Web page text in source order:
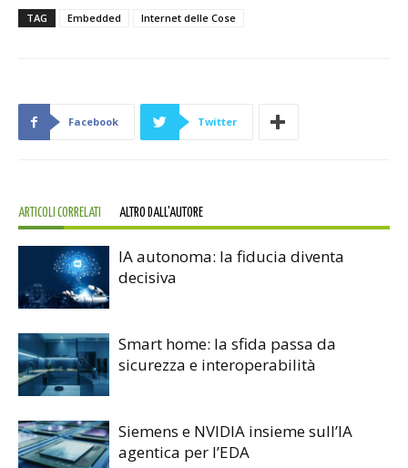
TAG Embedded Internet delle Cose
Facebook Twitter
ARTICOLI CORRELATI ALTRO DALL'AUTORE
IA autonoma: la fiducia diventa
decisiva
Smart home: la sfida passa da
sicurezza e interoperabilità
Siemens e NVIDIA insieme sull’IA
agentica per l’EDA